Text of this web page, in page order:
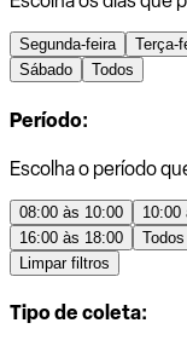
Segunda-feira Terça-
Sábado
Todos
Período:
Escolha o período
08:00 às 10:00 10:00
16:00 às 18:00
Todos
Limpar filtros
Tipo de coleta: